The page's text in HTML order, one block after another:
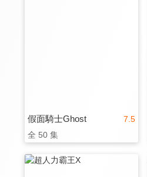
7.5
假面騎士Ghost
全 50 集